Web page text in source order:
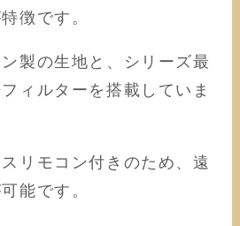
徴です。
製の生地と、シリーズ最
ィルターを搭載していま
リモコン付きのため、遠
能です。